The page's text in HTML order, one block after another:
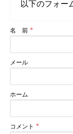
以下のフォー
名 前
メール
ホーム
コメント